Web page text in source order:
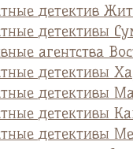
детектив
детективы
агентства
детективы
детективы
детективы
детективы